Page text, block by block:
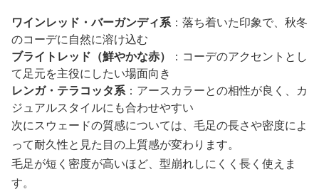
ワインレッド・バーガンディ系：落ち着いた印象で、秋冬
のコーデに自然に溶け込む
ブライトレッド（鮮やかな赤）
：コーデのアクセントとし
て足元を主役にしたい場面向き
レンガ・テラコッタ系：アースカラーとの相性が良く、カ
ジュアルスタイルにも合わせやすい
次にスウェードの質感については、毛足の長さや密度によ
って耐久性と見た目の上質感が変わります。
毛足が短く密度が高いほど、型崩れしにくく長く使えま
す。